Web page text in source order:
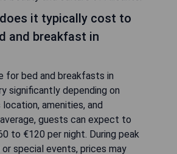
it typically cost to
and breakfast in
for bed and breakfasts in
significantly depending on
amenities, and
guests can expect to
to €120 per night. During peak
special events, prices may